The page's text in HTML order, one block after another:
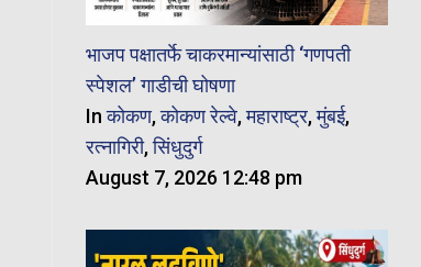
भाजप पक्षातर्फे चाकरमान्यांसाठी ‘गणपती
स्पेशल’ गाडीची घोषणा
Inकोकण,कोकण रेल्वे,महाराष्ट्र,मुंबई,
रत्नागिरी,सिंधुदुर्ग
August 7, 2026 12:48 pm